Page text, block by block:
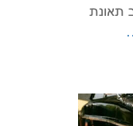
תאונת